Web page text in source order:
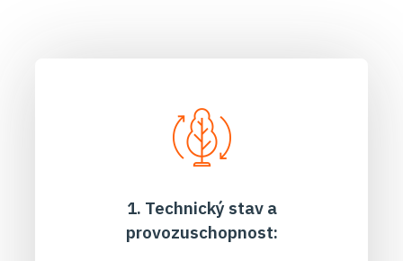
1. Technický stav a
provozuschopnost: